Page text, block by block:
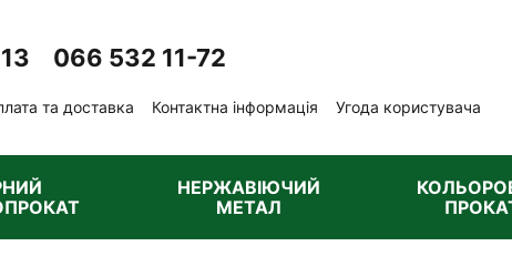
066 532 11-72
та доставка Контактна інформація
Угода користувача
НЕРЖАВІЮЧИЙ
МЕТАЛ